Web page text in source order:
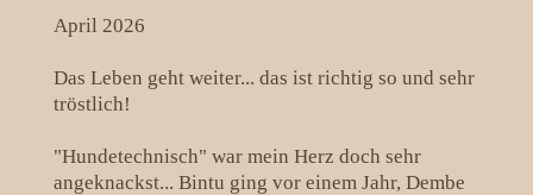
April 2026
Das Leben geht weiter... das ist richtig so und sehr
tröstlich!
"Hundetechnisch" war mein Herz doch sehr
angeknackst... Bintu ging vor einem Jahr, Dembe